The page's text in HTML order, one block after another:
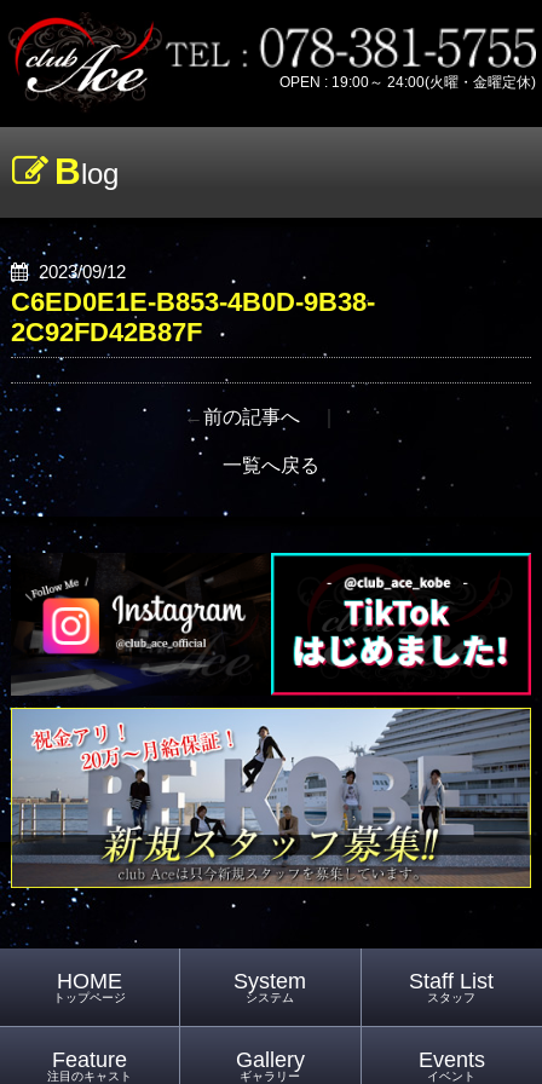
OPEN : 19:00～ 24:00(火曜・金曜定休)
Blog
2023/09/12
C6ED0E1E-B853-4B0D-9B38-
2C92FD42B87F
←前の記事へ ｜
一覧へ戻る
HOME
トップページ
System
システム
Staff List
スタッフ
Feature
注目のキャスト
Gallery
ギャラリー
Events
イベント